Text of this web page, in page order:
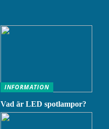
INFORMATION
Vad är LED spotlampor?